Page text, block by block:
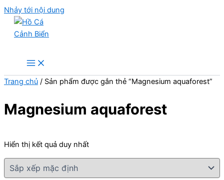
Nhảy tới nội dung
Trang chủ / Sản phẩm được gắn thẻ “Magnesium aquaforest”
Magnesium aquaforest
Hiển thị kết quả duy nhất